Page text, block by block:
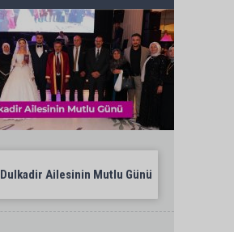
Dulkadir Ailesinin Mutlu Günü